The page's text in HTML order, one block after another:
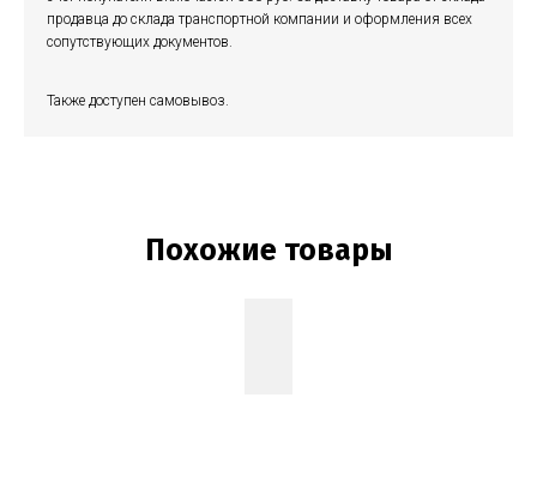
продавца до склада транспортной компании и оформления всех
сопутствующих документов.
Также доступен самовывоз.
Похожие товары